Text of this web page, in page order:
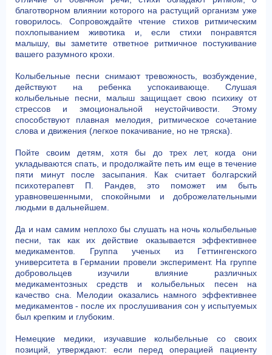
благотворном влиянии которого на растущий организм уже
говорилось. Сопровождайте чтение стихов ритмическим
похлопыванием животика и, если стихи понравятся
малышу, вы заметите ответное ритмичное постукивание
вашего разумного крохи.
Колыбельные песни снимают тревожность, возбуждение,
действуют на ребенка успокаивающе. Слушая
колыбельные песни, малыш защищает свою психику от
стрессов и эмоциональной неустойчивости. Этому
способствуют плавная мелодия, ритмическое сочетание
слова и движения (легкое покачивание, но не тряска).
Пойте своим детям, хотя бы до трех лет, когда они
укладываются спать, и продолжайте петь им еще в течение
пяти минут после засыпания. Как считает болгарский
психотерапевт П. Рандев, это поможет им быть
уравновешенными, спокойными и доброжелательными
людьми в дальнейшем.
Да и нам самим неплохо бы слушать на ночь колыбельные
песни, так как их действие оказывается эффективнее
медикаментов. Группа ученых из Геттингенского
университета в Германии провели эксперимент. На группе
добровольцев изучили влияние различных
медикаментозных средств и колыбельных песен на
качество сна. Мелодии оказались намного эффективнее
медикаментов - после их прослушивания сон у испытуемых
был крепким и глубоким.
Немецкие медики, изучавшие колыбельные со своих
позиций, утверждают: если перед операцией пациенту